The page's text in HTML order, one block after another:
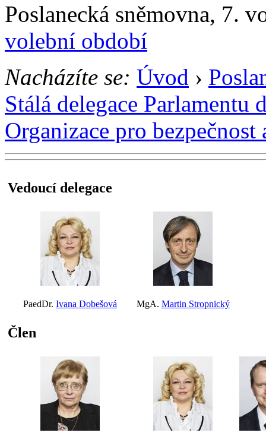
Poslanecká sněmovna, 7.
volební období
Nacházíte se: Úvod ›
Stálá delegace Parlamentu
Organizace pro
Vedoucí delegace
PaedDr. Ivana Dobešová MgA. Martin Stropnický
Člen